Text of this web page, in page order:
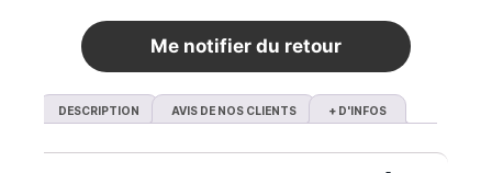
Me notifier du retour
DESCRIPTION AVIS DE NOS CLIENTS + D'INFOS